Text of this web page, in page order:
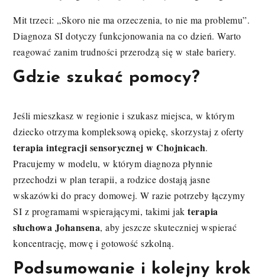
Mit trzeci: „Skoro nie ma orzeczenia, to nie ma problemu”.
Diagnoza SI dotyczy funkcjonowania na co dzień. Warto
reagować zanim trudności przerodzą się w stałe bariery.
Gdzie szukać pomocy?
Jeśli mieszkasz w regionie i szukasz miejsca, w którym
dziecko otrzyma kompleksową opiekę, skorzystaj z oferty
terapia integracji sensorycznej w Chojnicach.
Pracujemy w modelu, w którym diagnoza płynnie
przechodzi w plan terapii, a rodzice dostają jasne
wskazówki do pracy domowej. W razie potrzeby łączymy
SI z programami wspierającymi, takimi jakterapia
słuchowa Johansena, aby jeszcze skuteczniej wspierać
koncentrację, mowę i gotowość szkolną.
Podsumowanie i kolejny krok